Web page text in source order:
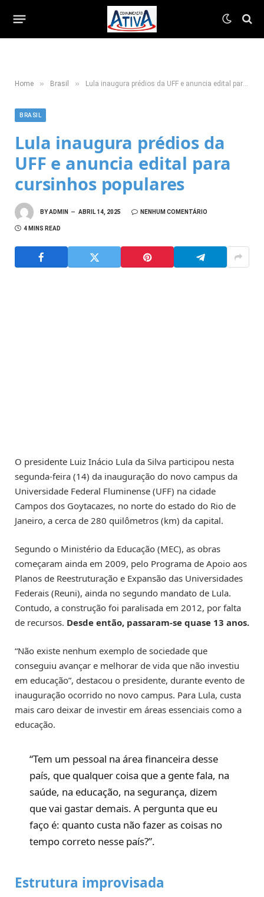
Home » Brasil » Lula inaugura prédios da UFF e anuncia edital para cursinhos populares
BRASIL
Lula inaugura prédios da
UFF e anuncia edital para
cursinhos populares
BYADMIN ABRIL 14, 2025 NENHUM COMENTÁRIO
4 MINS READ
O presidente Luiz Inácio Lula da Silva participou nesta
segunda-feira (14) da inauguração do novo campus da
Universidade Federal Fluminense (UFF) na cidade
Campos dos Goytacazes, no norte do estado do Rio de
Janeiro, a cerca de 280 quilômetros (km) da capital.
Segundo o Ministério da Educação (MEC), as obras
começaram ainda em 2009, pelo Programa de Apoio aos
Planos de Reestruturação e Expansão das Universidades
Federais (Reuni), ainda no segundo mandato de Lula.
Contudo, a construção foi paralisada em 2012, por falta
de recursos. Desde então, passaram-se quase 13 anos.
“Não existe nenhum exemplo de sociedade que
conseguiu avançar e melhorar de vida que não investiu
em educação”, destacou o presidente, durante evento de
inauguração ocorrido no novo campus. Para Lula, custa
mais caro deixar de investir em áreas essenciais como a
educação.
“Tem um pessoal na área financeira desse
país, que qualquer coisa que a gente fala, na
saúde, na educação, na segurança, dizem
que vai gastar demais. A pergunta que eu
faço é: quanto custa não fazer as coisas no
tempo correto nesse país?”.
Estrutura improvisada